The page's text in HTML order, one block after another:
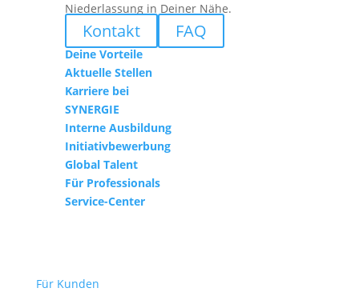
Niederlassung in Deiner Nähe.
Kontakt FAQ
Deine Vorteile
Aktuelle Stellen
Karriere bei
SYNERGIE
Interne Ausbildung
Initiativbewerbung
Global Talent
Für Professionals
Service-Center
Für Kunden